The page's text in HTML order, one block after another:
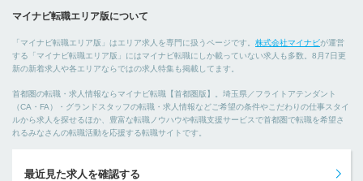
マイナビ転職エリア版について
「マイナビ転職エリア版」はエリア求人を専門に扱うページです。 株式会社マイナビが運営
する「マイナビ転職エリア版」にはマイナビ転職にしか載っていない求人も多数。8月7日更
新の新着求人や各エリアならではの求人特集も掲載してます。
首都圏の転職・求人情報ならマイナビ転職【首都圏版】。埼玉県／フライトアテンダント
（CA・FA）・グランドスタッフの転職・求人情報などご希望の条件やこだわりの仕事スタイ
ルから求人を探せるほか、豊富な転職ノウハウや転職支援サービスで首都圏で転職を希望さ
れるみなさんの転職活動を応援する転職サイトです。
最近見た求人を確認する